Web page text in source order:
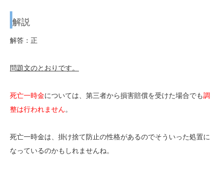
解説
解答：正
問題文のとおりです。
死亡一時金については、第三者から損害賠償を受けた場合でも調
整は行われません。
死亡一時金は、掛け捨て防止の性格があるのでそういった処置に
なっているのかもしれませんね。